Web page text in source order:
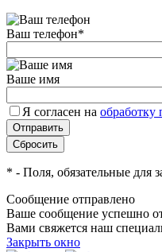
Ваш телефон*
Ваше имя
Я согласен на обработку
* - Поля, обязательные для
Сообщение отправлено
Ваше сообщение успешно
Вами свяжется наш
Закрыть окно